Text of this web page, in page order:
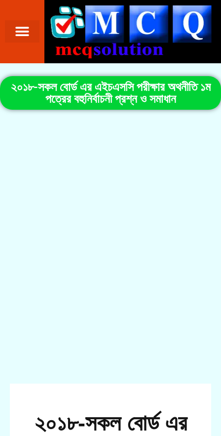
২০১৮-সকল বোর্ড এর এইচএসসি পরীক্ষার অথনীতি ১ম
পত্রের বহুনির্বাচনী প্রশ্ন ও সমাধান
২০১৮-সকল বোর্ড এর